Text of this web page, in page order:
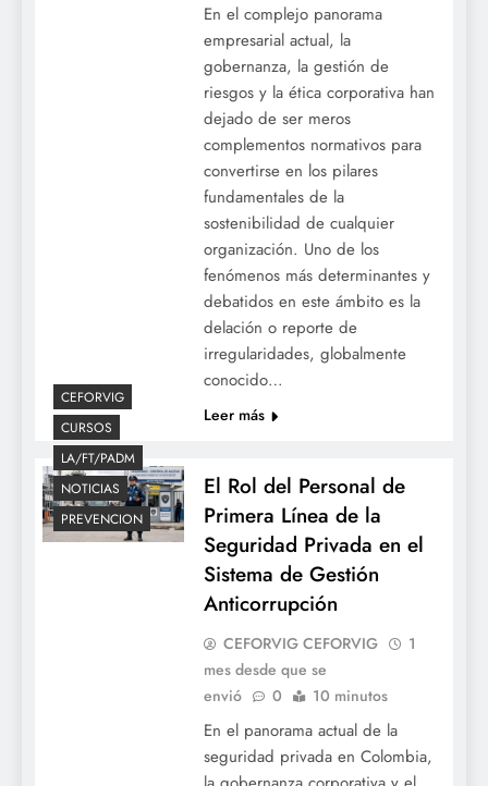
En el complejo panorama
empresarial actual, la
gobernanza, la gestión de
riesgos y la ética corporativa han
dejado de ser meros
complementos normativos para
convertirse en los pilares
fundamentales de la
sostenibilidad de cualquier
organización. Uno de los
fenómenos más determinantes y
debatidos en este ámbito es la
delación o reporte de
irregularidades, globalmente
conocido…
Leer más
CEFORVIG
CURSOS
LA/FT/PADM
NOTICIAS
PREVENCION
El Rol del Personal de
Primera Línea de la
Seguridad Privada en el
Sistema de Gestión
Anticorrupción
CEFORVIG CEFORVIG
1
mes desde que se
envió
0 10 minutos
En el panorama actual de la
seguridad privada en Colombia,